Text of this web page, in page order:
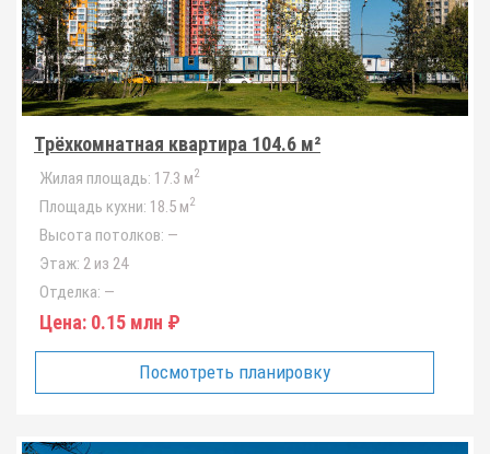
Трёхкомнатная квартира 104.6 м²
Жилая площадь: 17.3 м2
Площадь кухни: 18.5 м2
Высота потолков: —
Этаж: 2 из 24
Отделка: —
Цена: 0.15 млн ₽
Посмотреть планировку